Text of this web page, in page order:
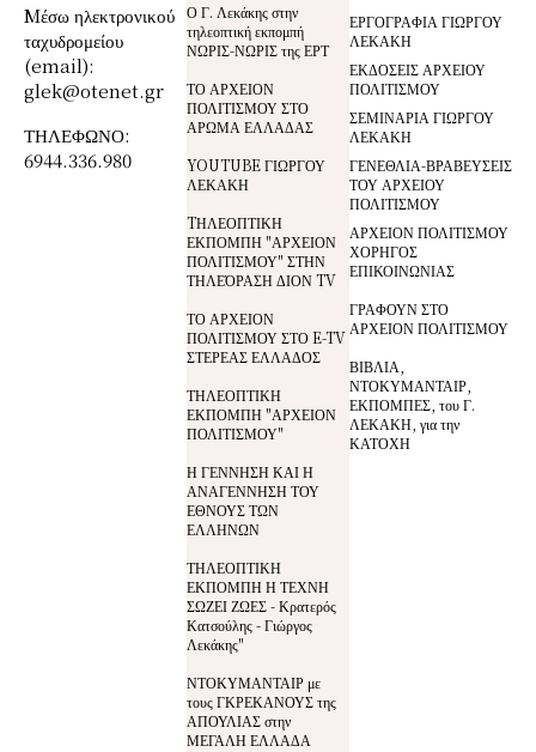
Mέσω ηλεκτρονικού
ταχυδρομείου
(email):
glek@otenet.gr
ΤΗΛΕΦΩΝΟ:
6944.336.980
Ο Γ. Λεκάκης στην
τηλεοπτική εκπομπή
ΝΩΡΙΣ-ΝΩΡΙΣ της ΕΡΤ
ΤΟ ΑΡΧΕΙΟΝ
ΠΟΛΙΤΙΣΜΟΥ ΣΤΟ
ΑΡΩΜΑ ΕΛΛΑΔΑΣ
YOUTUBE ΓΙΩΡΓΟΥ
ΛΕΚΑΚΗ
TΗΛΕΟΠΤΙΚΗ
ΕΚΠΟΜΠΗ "ΑΡΧΕΙΟΝ
ΠΟΛΙΤΙΣΜΟΥ" ΣΤΗΝ
ΤΗΛΕΌΡΑΣΗ ΔΙΟΝ TV
ΤΟ ΑΡΧΕΙΟΝ
ΠΟΛΙΤΙΣΜΟΥ ΣΤΟ E-TV
ΣΤΕΡΕΑΣ ΕΛΛΑΔΟΣ
ΤΗΛΕΟΠΤΙΚΗ
ΕΚΠΟΜΠΗ "ΑΡΧΕΙΟΝ
ΠΟΛΙΤΙΣΜΟΥ"
Η ΓΕΝΝΗΣΗ ΚΑΙ Η
ΑΝΑΓΕΝΝΗΣΗ ΤΟΥ
ΕΘΝΟΥΣ ΤΩΝ
ΕΛΛΗΝΩΝ
ΤΗΛΕΟΠΤΙΚΗ
ΕΚΠΟΜΠΗ Η ΤΕΧΝΗ
ΣΩΖΕΙ ΖΩΕΣ - Κρατερός
Κατσούλης - Γιώργος
Λεκάκης"
ΝΤΟΚΥΜΑΝΤΑΙΡ με
τους ΓΚΡΕΚΑΝΟΥΣ της
ΑΠΟΥΛΙΑΣ στην
ΜΕΓΑΛΗ ΕΛΛΑΔΑ
ΕΡΓΟΓΡΑΦΙΑ ΓΙΩΡΓΟΥ
ΛΕΚΑΚΗ
ΕΚΔΟΣΕΙΣ ΑΡΧΕΙΟΥ
ΠΟΛΙΤΙΣΜΟΥ
ΣΕΜΙΝΑΡΙΑ ΓΙΩΡΓΟΥ
ΛΕΚΑΚΗ
ΓΕΝΕΘΛΙΑ-ΒΡΑΒΕΥΣΕΙΣ
ΤΟΥ ΑΡΧΕΙΟΥ
ΠΟΛΙΤΙΣΜΟΥ
ΑΡΧΕΙΟΝ ΠΟΛΙΤΙΣΜΟΥ
ΧΟΡΗΓΟΣ
ΕΠΙΚΟΙΝΩΝΙΑΣ
ΓΡΑΦΟΥΝ ΣΤΟ
ΑΡΧΕΙΟΝ ΠΟΛΙΤΙΣΜΟΥ
ΒΙΒΛΙΑ,
ΝΤΟΚΥΜΑΝΤΑΙΡ,
ΕΚΠΟΜΠΕΣ, του Γ.
ΛΕΚΑΚΗ, για την
ΚΑΤΟΧΗ